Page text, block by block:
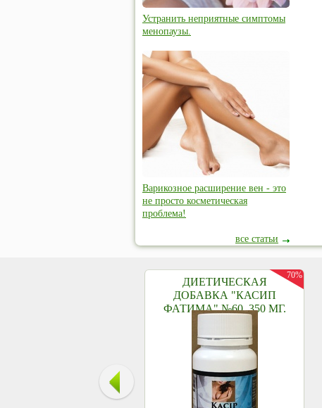
Устранить неприятные симптомы
менопаузы.
Варикозное расширение вен - это
не просто косметическая
проблема!
все статьи
ДИЕТИЧЕСКАЯ
ДОБАВКА "КАСИП
ФАТИМА" №60, 350 МГ.
70%